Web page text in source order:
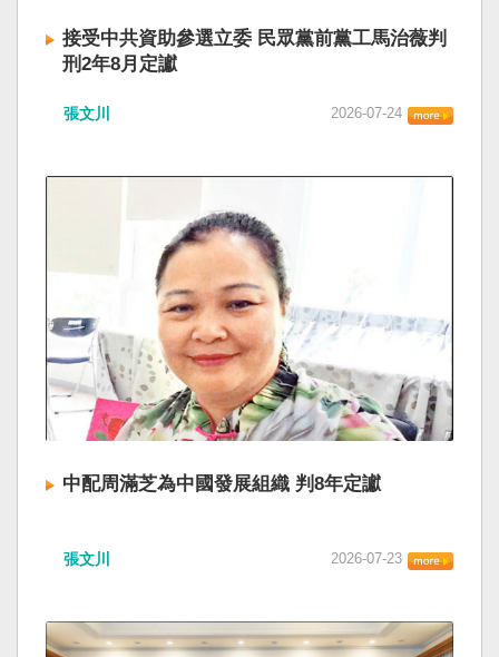
接受中共資助參選立委 民眾黨前黨工馬治薇判
刑2年8月定讞
張文川 2026-07-24
中配周滿芝為中國發展組織 判8年定讞
張文川 2026-07-23